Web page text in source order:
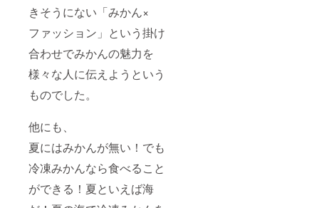
きそうにない「みかん×
ファッション」という掛け
合わせでみかんの魅力を
様々な人に伝えようという
ものでした。
他にも、
夏にはみかんが無い！でも
冷凍みかんなら食べること
ができる！夏といえば海